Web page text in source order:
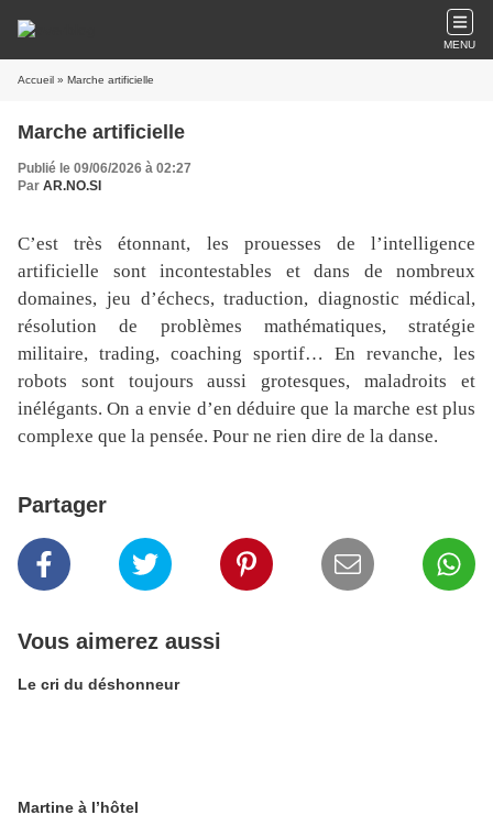
MENU
Accueil » Marche artificielle
Marche artificielle
Publié le 09/06/2026 à 02:27
Par AR.NO.SI
C’est très étonnant, les prouesses de l’intelligence
artificielle sont incontestables et dans de nombreux
domaines, jeu d’échecs, traduction, diagnostic médical,
résolution de problèmes mathématiques, stratégie
militaire, trading, coaching sportif… En revanche, les
robots sont toujours aussi grotesques, maladroits et
inélégants. On a envie d’en déduire que la marche est plus
complexe que la pensée. Pour ne rien dire de la danse.
Partager
Vous aimerez aussi
Le cri du déshonneur
Martine à l’hôtel